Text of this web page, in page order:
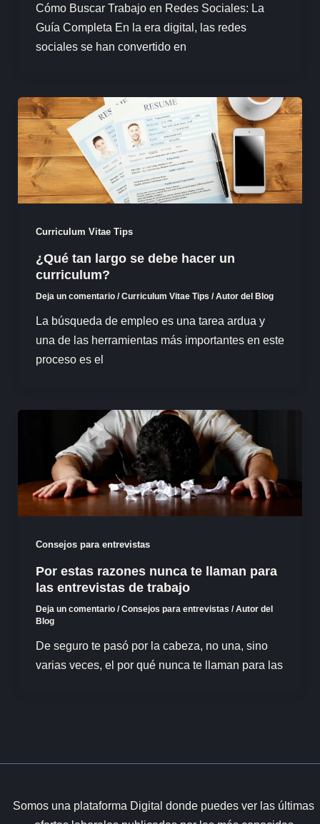
Cómo Buscar Trabajo en Redes Sociales: La
Guía Completa En la era digital, las redes
sociales se han convertido en
Curriculum Vitae Tips
¿Qué tan largo se debe hacer un
curriculum?
Deja un comentario /Curriculum Vitae Tips /Autor del Blog
La búsqueda de empleo es una tarea ardua y
una de las herramientas más importantes en este
proceso es el
Consejos para entrevistas
Por estas razones nunca te llaman para
las entrevistas de trabajo
Deja un comentario /Consejos para entrevistas /Autor del
Blog
De seguro te pasó por la cabeza, no una, sino
varias veces, el por qué nunca te llaman para las
Somos una plataforma Digital donde puedes ver las últimas